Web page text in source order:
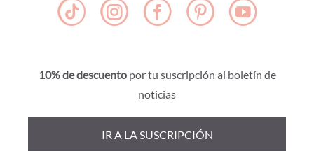
10% de descuentopor tu suscripción al boletín de
noticias
IR A LA SUSCRIPCIÓN